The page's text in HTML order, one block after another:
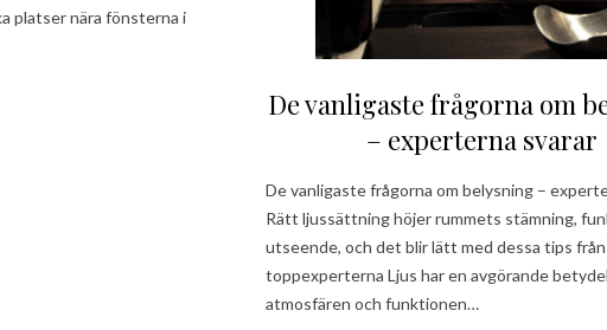
platser nära fönsterna i
De vanligaste frågorna om
– experterna svarar
De vanligaste frågorna om belysning –
Rätt ljussättning höjer rummets stämning,
utseende, och det blir lätt med dessa tips från
toppexperterna Ljus har en avgörande
atmosfären och funktionen…